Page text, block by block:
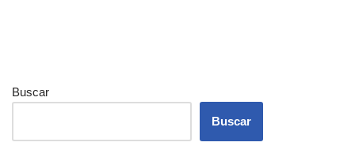
Buscar
Buscar